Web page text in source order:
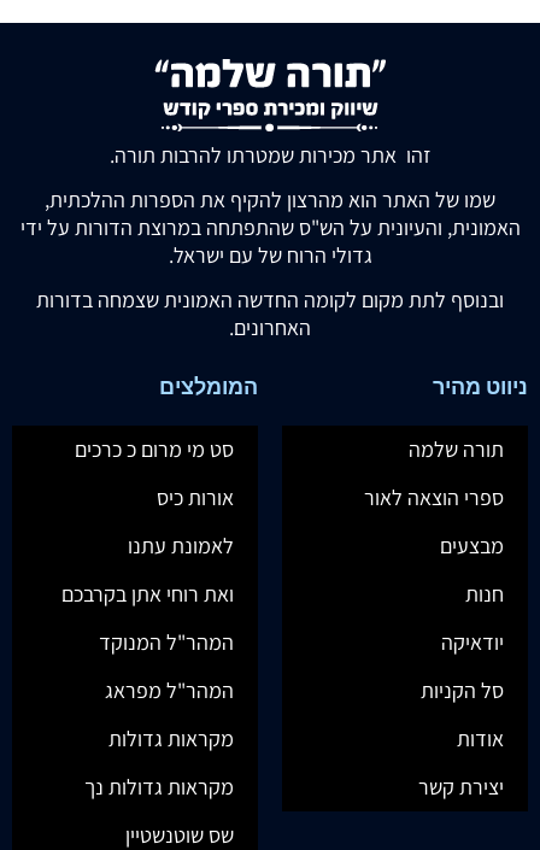
זהו אתר מכירות שמטרתו להרבות תורה.
שמו של האתר הוא מהרצון להקיף את הספרות ההלכתית,
האמונית, והעיונית על הש"ס שהתפתחה במרוצת הדורות על ידי
גדולי הרוח של עם ישראל.
ובנוסף לתת מקום לקומה החדשה האמונית שצמחה בדורות
האחרונים.
ניווט מהיר
תורה שלמה
ספרי הוצאה לאור
מבצעים
חנות
יודאיקה
סל הקניות
אודות
יצירת קשר
המומלצים
סט מי מרום כ כרכים
אורות כיס
לאמונת עתנו
ואת רוחי אתן בקרבכם
המהר"ל המנוקד
המהר"ל מפראג
מקראות גדולות
מקראות גדולות נך
שס שוטנשטיין